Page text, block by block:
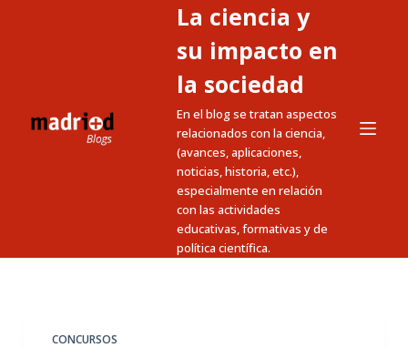
n
La ciencia y
su impacto en
la sociedad
En el blog se tratan aspectos
relacionados con la ciencia,
(avances, aplicaciones,
noticias, historia, etc.),
especialmente en relación
con las actividades
educativas, formativas y de
política científica.
CONCURSOS